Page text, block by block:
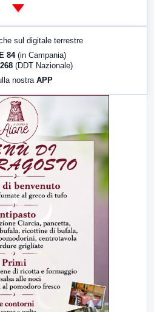
sul digitale terrestre
84 (in Campania)
(DDT Nazionale)
nostra APP